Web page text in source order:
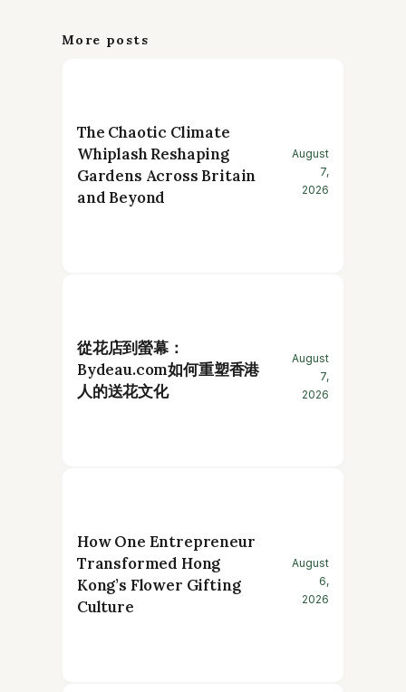
More posts
The Chaotic Climate
Whiplash Reshaping
Gardens Across Britain
and Beyond
August
7,
2026
從花店到螢幕：
Bydeau.com如何重塑香港
人的送花文化
August
7,
2026
How One Entrepreneur
Transformed Hong
Kong’s Flower Gifting
Culture
August
6,
2026